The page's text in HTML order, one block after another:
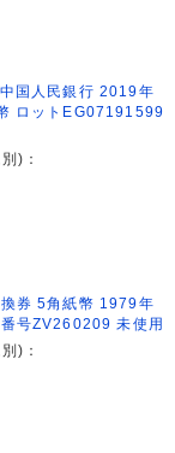
国人民銀行 2019年
ロットEG07191599
)：
券 5角紙幣 1979年
号ZV260209 未使用
)：